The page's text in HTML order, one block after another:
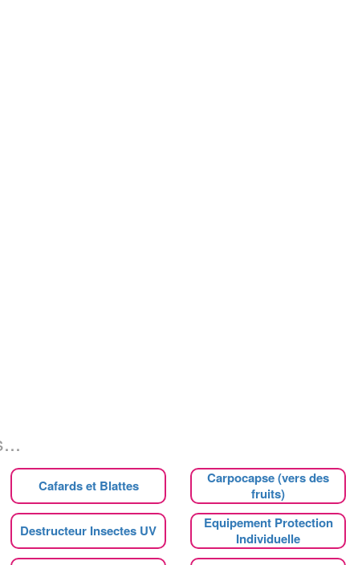
Cafards et Blattes
Carpocapse (vers des
fruits)
Destructeur Insectes UV
Equipement Protection
Individuelle